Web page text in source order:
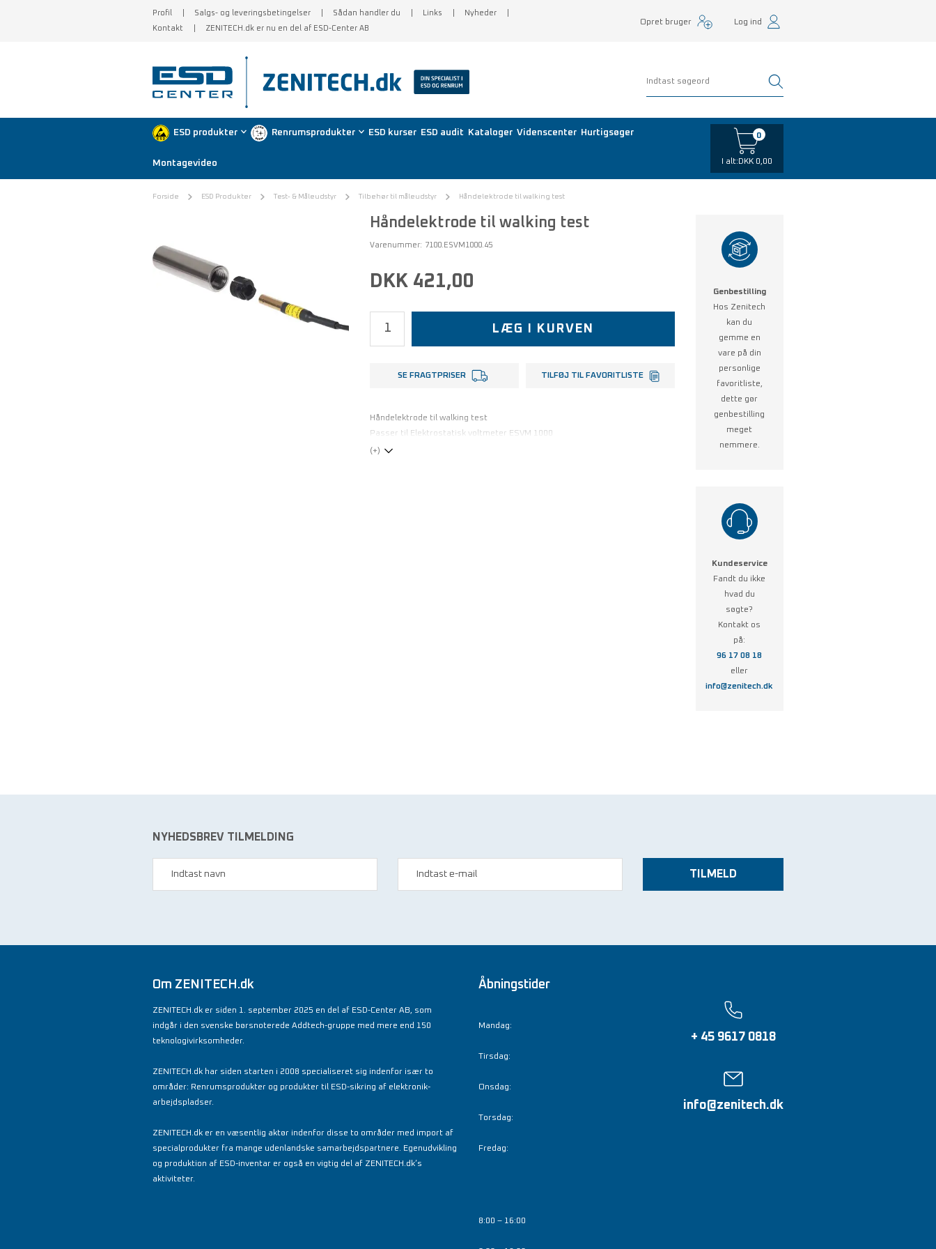
Profil Salgs- og leveringsbetingelser Sådan handler du Links
Nyheder
Kontakt
ZENITECH.dk er nu en del af ESD-Center AB
Opret bruger Log ind
ESD produkter Renrumsprodukter ESD kurser ESD audit Kataloger Videnscenter Hurtigsøger
Montagevideo
0
I alt: DKK 0,00
Forside ESD Produkter Test- & Måleudstyr Tilbehør til måleudstyr Håndelektrode til walking test
Håndelektrode til walking test
Varenummer: 7100.ESVM1000.45
DKK 421,00
LÆG I KURVEN
SE FRAGTPRISER TILFØJ TIL FAVORITLISTE
Håndelektrode til walking test
Passer til Elektrostatisk voltmeter ESVM 1000
(+)
Genbestilling
Hos Zenitech
kan du
gemme en
vare på din
personlige
favoritliste,
dette gør
genbestilling
meget
nemmere.
Kundeservice
Fandt du ikke
hvad du
søgte?
Kontakt os
på:
96 17 08 18
eller
info@zenitech.dk
NYHEDSBREV TILMELDING
TILMELD
Om ZENITECH.dk
ZENITECH.dk er siden 1. september 2025 en del af ESD-Center AB, som
indgår i den svenske børsnoterede Addtech-gruppe med mere end 150
teknologivirksomheder.
ZENITECH.dk har siden starten i 2008 specialiseret sig indenfor især to
områder: Renrumsprodukter og produkter til ESD-sikring af elektronik-
arbejdspladser.
ZENITECH.dk er en væsentlig aktør indenfor disse to områder med import af
specialprodukter fra mange udenlandske samarbejdspartnere. Egenudvikling
og produktion af ESD-inventar er også en vigtig del af ZENITECH.dk’s
aktiviteter.
Åbningstider
Mandag:
Tirsdag:
Onsdag:
Torsdag:
Fredag:
8:00 – 16:00
+ 45 9617 0818
info@zenitech.dk